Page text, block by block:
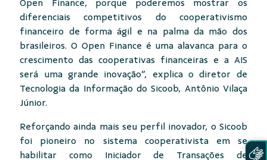
Open Finance, porque poderemos mostrar os
diferenciais competitivos do cooperativismo
financeiro de forma ágil e na palma da mão dos
brasileiros. O Open Finance é uma alavanca para o
crescimento das cooperativas financeiras e a AIS
será uma grande inovação”, explica o diretor de
Tecnologia da Informação do Sicoob, Antônio Vilaça
Júnior.
Reforçando ainda mais seu perfil inovador, o Sicoob
foi pioneiro no sistema cooperativista em se
habilitar como Iniciador de Transações de